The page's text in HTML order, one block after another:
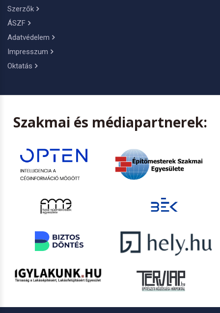
Szerzők
ÁSZF
Adatvédelem
Impresszum
Oktatás
Szakmai és médiapartnerek: